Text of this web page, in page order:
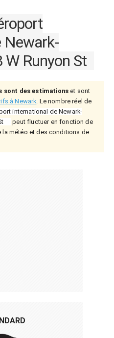
Newark-
W Runyon St
sont des estimations et sont
à Newark. Le nombre réel de
international de Newark-
peut fluctuer en fonction de
la météo et des conditions de